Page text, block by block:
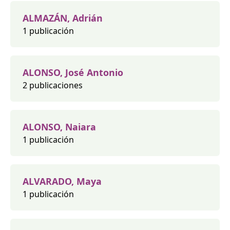
ALMAZÁN, Adrián
1 publicación
ALONSO, José Antonio
2 publicaciones
ALONSO, Naiara
1 publicación
ALVARADO, Maya
1 publicación